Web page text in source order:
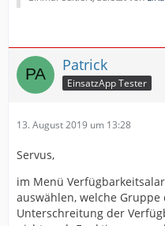
Patrick
EinsatzApp Tester
13. August 2019 um 13:28
Servus,
im Menü
auswählen, welche
Unterschreitung der